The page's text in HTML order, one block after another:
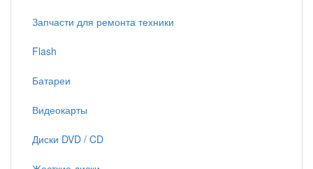
Запчасти для ремонта техники
Flash
Батареи
Видеокарты
Диски DVD / CD